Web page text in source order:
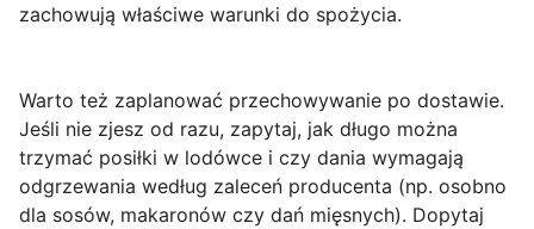
zachowują właściwe warunki do spożycia.
Warto też zaplanować przechowywanie po dostawie.
Jeśli nie zjesz od razu, zapytaj, jak długo można
trzymać posiłki w lodówce i czy dania wymagają
odgrzewania według zaleceń producenta (np. osobno
dla sosów, makaronów czy dań mięsnych). Dopytaj